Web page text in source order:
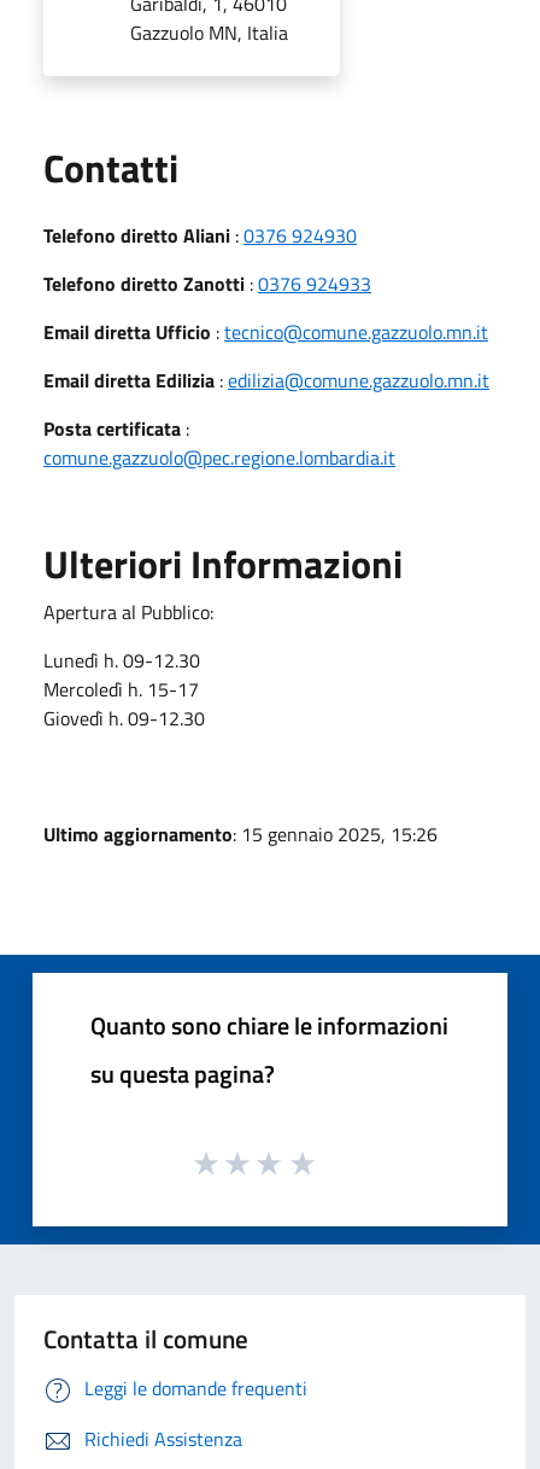
Gazzuolo MN, Italia
Contatti
Telefono diretto Aliani :0376 924930
Telefono diretto Zanotti :0376 924933
Email diretta Ufficio :tecnico@comune.gazzuolo.mn.it
Email diretta Edilizia :edilizia@comune.gazzuolo.mn.it
Posta certificata :
comune.gazzuolo@pec.regione.lombardia.it
Ulteriori Informazioni
Apertura al Pubblico:
Lunedì h. 09-12.30
Mercoledì h. 15-17
Giovedì h. 09-12.30
Ultimo aggiornamento: 15 gennaio 2025, 15:26
Quanto sono chiare le informazioni
su questa pagina?
Contatta il comune
Leggi le domande frequenti
Richiedi Assistenza